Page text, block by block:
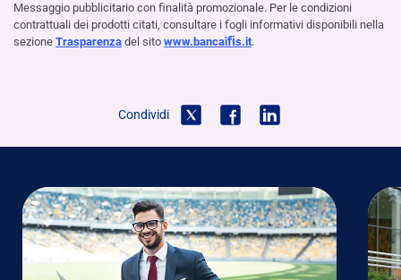
Messaggio pubblicitario con ﬁnalità promozionale. Per le condizioni
contrattuali dei prodotti citati, consultare i fogli informativi disponibili nella
sezione Trasparenza del sito www.bancaiﬁs.it.
Condividi